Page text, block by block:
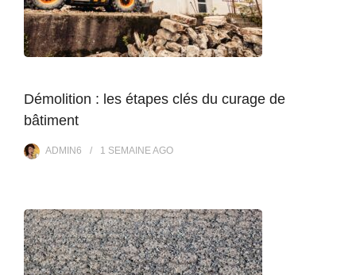
Démolition : les étapes clés du curage de
bâtiment
ADMIN6 1 SEMAINE AGO